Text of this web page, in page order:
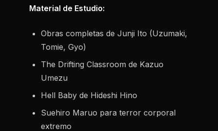
Material de Estudio:
Obras completas de Junji Ito (Uzumaki,
Tomie, Gyo)
The Drifting Classroom de Kazuo
Umezu
Hell Baby de Hideshi Hino
Suehiro Maruo para terror corporal
extremo